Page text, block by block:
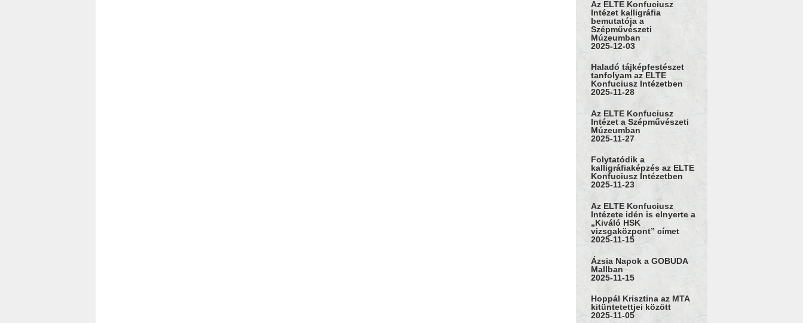
Az ELTE Konfuciusz
Intézet kalligráfia
bemutatója a
Szépművészeti
Múzeumban
2025-12-03
Haladó tájképfestészet
tanfolyam az ELTE
Konfuciusz Intézetben
2025-11-28
Az ELTE Konfuciusz
Intézet a Szépművészeti
Múzeumban
2025-11-27
Folytatódik a
kalligráfiaképzés az ELTE
Konfuciusz Intézetben
2025-11-23
Az ELTE Konfuciusz
Intézete idén is elnyerte a
„Kiváló HSK
vizsgaközpont” címet
2025-11-15
Ázsia Napok a GOBUDA
Mallban
2025-11-15
Hoppál Krisztina az MTA
kitüntetettjei között
2025-11-05